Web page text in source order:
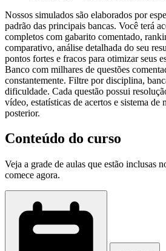
Nossos simulados são elaborados por
padrão das principais bancas. Você terá
completos com gabarito comentado,
comparativo, análise detalhada do seu
pontos fortes e fracos para otimizar seus
Banco com milhares de questões
constantemente. Filtre por disciplina,
dificuldade. Cada questão possui
vídeo, estatísticas de acertos e sistema de
posterior.
Conteúdo do curso
Veja a grade de aulas que estão inclusas
comece agora.